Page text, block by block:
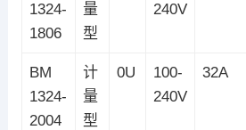
1324-
1806
量
型
240V
BM
1324-
2004
计
量
型
0U
100-
240V
32A